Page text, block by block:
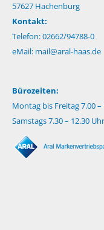
57627 Hachenburg
Kontakt:
Telefon: 02662/94788-0
eMail: mail@aral-haas.de
Bürozeiten:
Montag bis Freitag 7.00 –
Samstags 7.30 – 12.30 Uhr